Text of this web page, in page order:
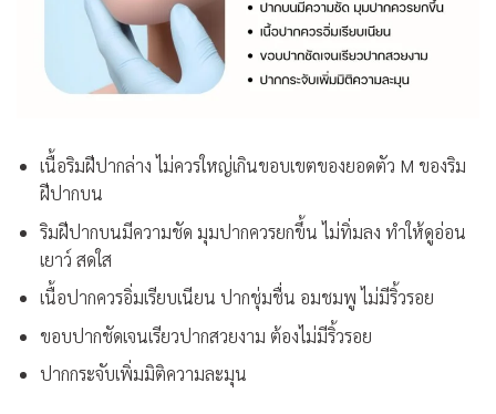
เนื้อริมฝีปากล่าง ไม่ควรใหญ่เกินขอบเขตของยอดตัว M ของริม
ฝีปากบน
ริมฝีปากบนมีความชัด มุมปากควรยกขึ้น ไม่ทิ่มลง ทำให้ดูอ่อน
เยาว์ สดใส
เนื้อปากควรอิ่มเรียบเนียน ปากชุ่มชื่น อมชมพู ไม่มีริ้วรอย
ขอบปากชัดเจนเรียวปากสวยงาม ต้องไม่มีริ้วรอย
ปากกระจับเพิ่มมิติความละมุน